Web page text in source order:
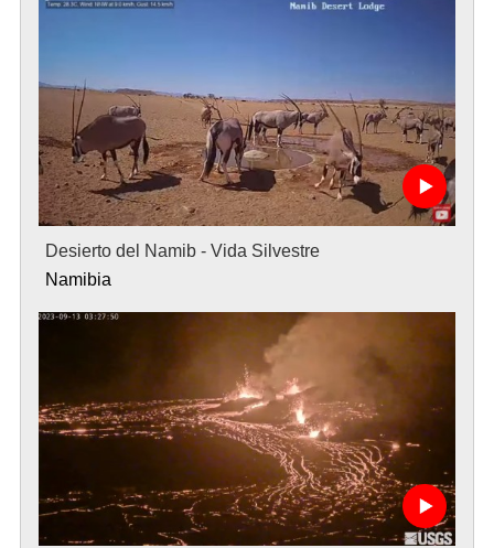
Desierto del Namib - Vida Silvestre
Namibia